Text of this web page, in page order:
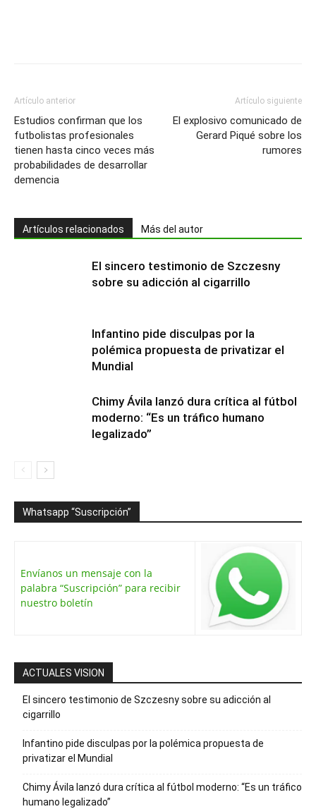
Artículo anterior
Estudios confirman que los
futbolistas profesionales
tienen hasta cinco veces más
probabilidades de desarrollar
demencia
Artículo siguiente
El explosivo comunicado de
Gerard Piqué sobre los
rumores
Artículos relacionados Más del autor
El sincero testimonio de Szczesny
sobre su adicción al cigarrillo
Infantino pide disculpas por la
polémica propuesta de privatizar el
Mundial
Chimy Ávila lanzó dura crítica al fútbol
moderno: “Es un tráfico humano
legalizado”
Whatsapp “Suscripción”
Envíanos un mensaje con la
palabra “Suscripción” para recibir
nuestro boletín
ACTUALES VISION
El sincero testimonio de Szczesny sobre su adicción al
cigarrillo
Infantino pide disculpas por la polémica propuesta de
privatizar el Mundial
Chimy Ávila lanzó dura crítica al fútbol moderno: “Es un tráfico
humano legalizado”